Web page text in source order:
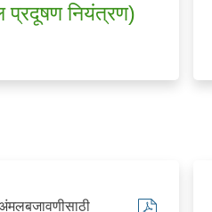
नियंत्रण)
अंमलबजावणीसाठी